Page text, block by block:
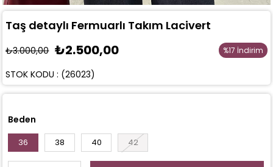
Taş detaylı Fermuarlı Takım Lacivert
₺3.000,00 ₺2.500,00 %17 İndirim
(26023)
STOK KODU
Beden
36 38 40 42